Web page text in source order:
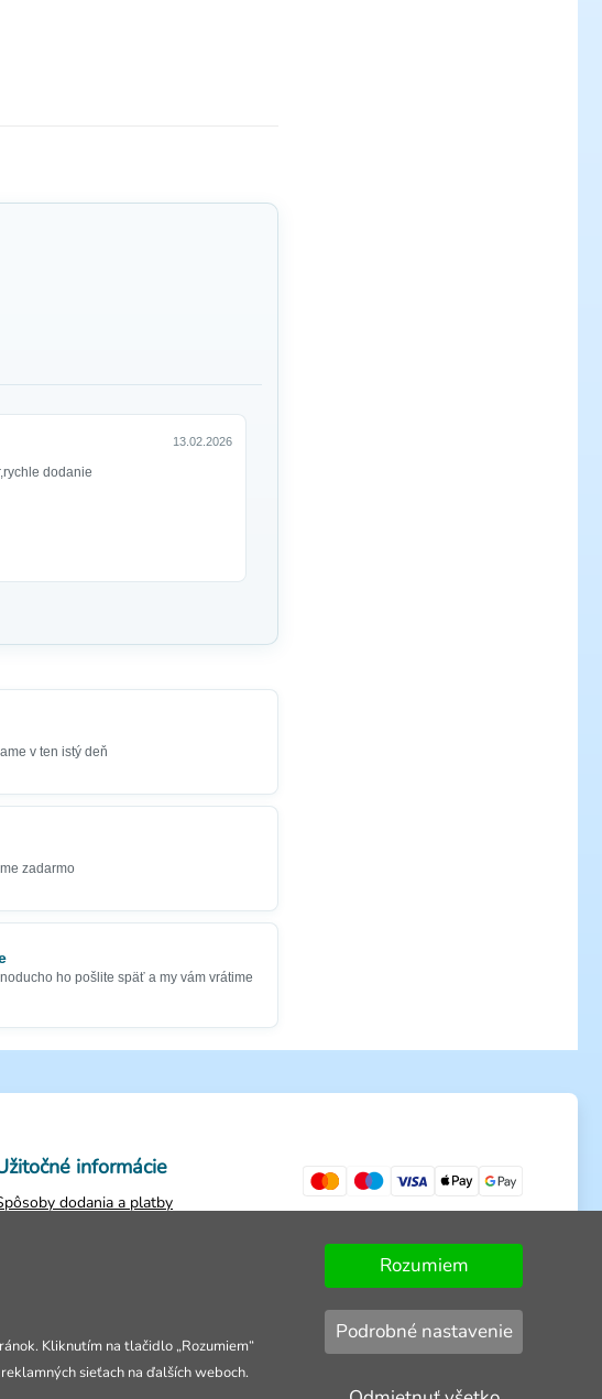
13.02.2026
dodanie
v ten istý deň
zadarmo
ho pošlite späť a my vám vrátime
informácie
dodania a platby
Kliknutím na tlačidlo „Rozumiem“
sieťach na ďalších weboch.
Rozumiem
Podrobné nastavenie